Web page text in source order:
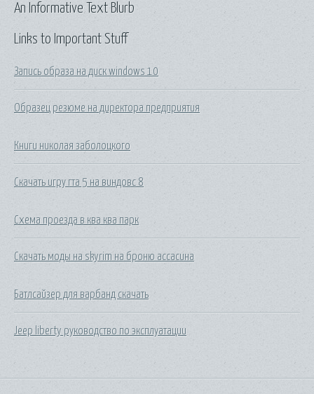
Links to Important Stuff
Запись образа на диск windows 10
Образец резюме на директора предприятия
Книги николая заболоцкого
Скачать игру гта 5 на виндовс 8
Схема проезда в ква ква парк
Скачать моды на skyrim на броню ассасина
Батлсайзер для варбанд скачать
Jeep liberty руководство по эксплуатации
An Informative Text Blurb